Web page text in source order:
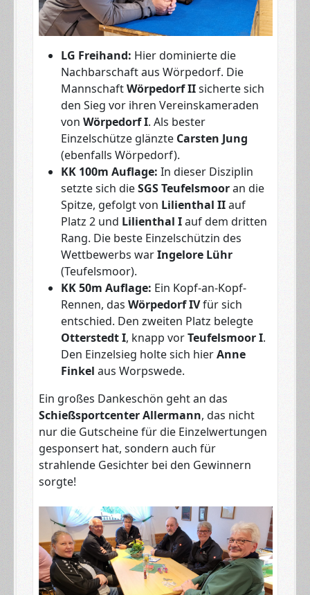
LG Freihand: Hier dominierte die
Nachbarschaft aus Wörpedorf. Die
MannschaftWörpedorf IIsicherte sich
den Sieg vor ihren Vereinskameraden
von Wörpedorf I. Als bester
Einzelschütze glänzte Carsten Jung
(ebenfalls Wörpedorf).
KK 100m Auflage: In dieser Disziplin
setzte sich dieSGS Teufelsmooran die
Spitze, gefolgt von Lilienthal IIauf
Platz 2 und Lilienthal Iauf dem dritten
Rang. Die beste Einzelschützin des
Wettbewerbs warIngelore Lühr
(Teufelsmoor).
KK 50m Auflage: Ein Kopf-an-Kopf-
Rennen, das Wörpedorf IVfür sich
entschied. Den zweiten Platz belegte
Otterstedt I, knapp vorTeufelsmoor I.
Den Einzelsieg holte sich hierAnne
Finkel aus Worpswede.
Ein großes Dankeschön geht an das
Schießsportcenter Allermann, das nicht
nur die Gutscheine für die Einzelwertungen
gesponsert hat, sondern auch für
strahlende Gesichter bei den Gewinnern
sorgte!